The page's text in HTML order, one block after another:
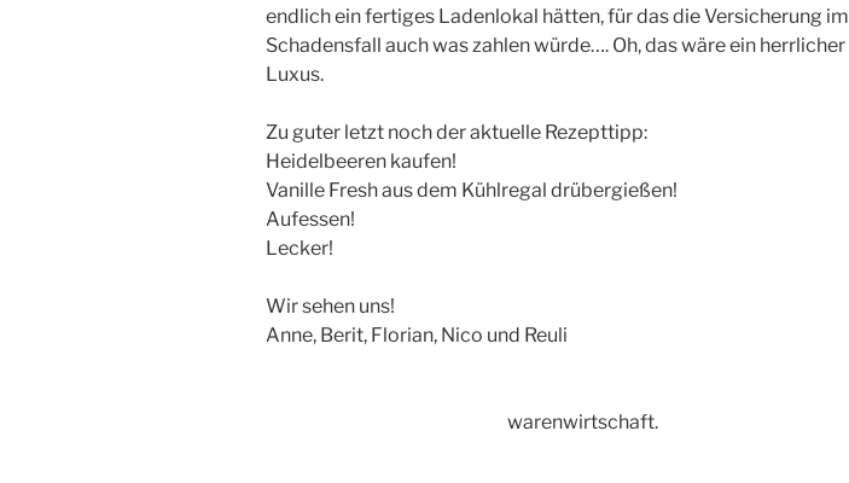
endlich ein fertiges Ladenlokal hätten, für das die Versicherung im
Schadensfall auch was zahlen würde…. Oh, das wäre ein herrlicher
Luxus.
Zu guter letzt noch der aktuelle Rezepttipp:
Heidelbeeren kaufen!
Vanille Fresh aus dem Kühlregal drübergießen!
Aufessen!
Lecker!
Wir sehen uns!
Anne, Berit, Florian, Nico und Reuli
warenwirtschaft.